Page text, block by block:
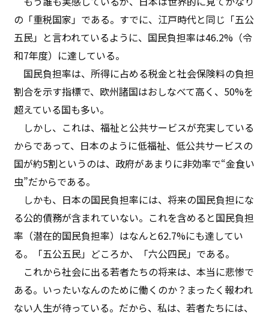
の「重税国家」である。すでに、江戸時代と同じ「五公
五民」と言われているように、国民負担率は46.2%（令
和7年度）に達している。
国民負担率は、所得に占める税金と社会保険料の負担
割合を示す指標で、欧州諸国はおしなべて高く、50%を
超えている国も多い。
しかし、これは、福祉と公共サービスが充実している
からであって、日本のように低福祉、低公共サービスの
国が約5割というのは、政府があまりに非効率で“金食い
虫”だからである。
しかも、日本の国民負担率には、将来の国民負担にな
る公的債務が含まれていない。これを含めると国民負担
率（潜在的国民負担率）はなんと62.7%にも達してい
る。「五公五民」どころか、「六公四民」である。
これから社会に出る若者たちの将来は、本当に悲惨で
ある。いったいなんのために働くのか？まったく報われ
ない人生が待っている。だから、私は、若者たちには、